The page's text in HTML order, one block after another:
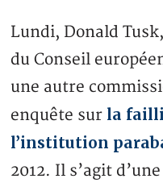
Lundi, Donald
du Conseil
une autre
enquête sur la
l’institution
2012. Il s’agit